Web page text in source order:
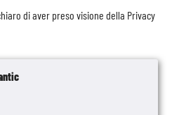
di aver preso visione della Privacy